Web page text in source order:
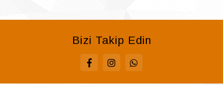
Bizi Takip Edin